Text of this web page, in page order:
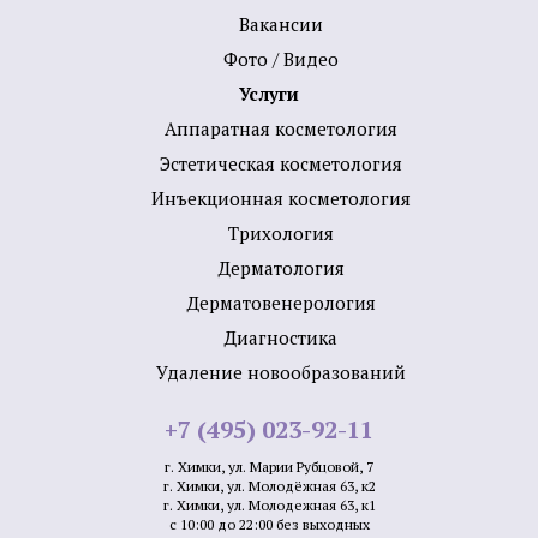
Вакансии
Фото / Видео
Услуги
Аппаратная косметология
Эстетическая косметология
Инъекционная косметология
Трихология
Дермато­логия
Дерматовенерология
Диагностика
Удаление новообразований
+7 (495) 023-92-11
г. Химки, ул. Марии Рубцовой, 7
г. Химки, ул. Молодёжная 63, к2
г. Химки, ул. Молодежная 63, к1
с 10:00 до 22:00 без выходных